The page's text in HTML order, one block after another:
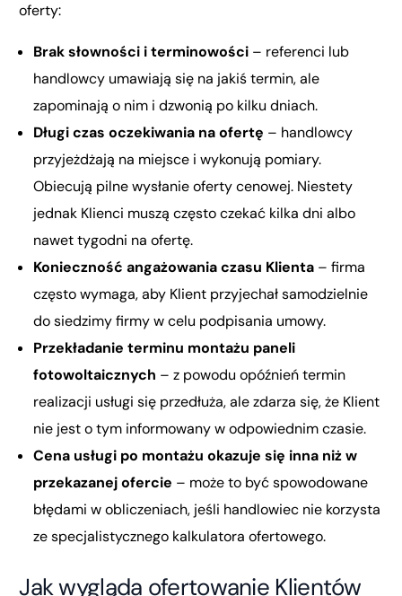
oferty:
Brak słowności i terminowości – referenci lub
handlowcy umawiają się na jakiś termin, ale
zapominają o nim i dzwonią po kilku dniach.
Długi czas oczekiwania na ofertę – handlowcy
przyjeżdżają na miejsce i wykonują pomiary.
Obiecują pilne wysłanie oferty cenowej. Niestety
jednak Klienci muszą często czekać kilka dni albo
nawet tygodni na ofertę.
Konieczność angażowania czasu Klienta – firma
często wymaga, aby Klient przyjechał samodzielnie
do siedzimy firmy w celu podpisania umowy.
Przekładanie terminu montażu paneli
fotowoltaicznych – z powodu opóźnień termin
realizacji usługi się przedłuża, ale zdarza się, że Klient
nie jest o tym informowany w odpowiednim czasie.
Cena usługi po montażu okazuje się inna niż w
przekazanej ofercie – może to być spowodowane
błędami w obliczeniach, jeśli handlowiec nie korzysta
ze specjalistycznego kalkulatora ofertowego.
Jak wygląda ofertowanie Klientów